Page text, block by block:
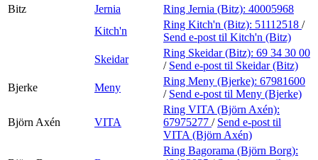
Bitz
Jernia Ring Jernia (Bitz): 40005968
Kitch'n
Ring Kitch'n (Bitz): 51112518 /
Send e-post til Kitch'n (Bitz)
Skeidar
Ring Skeidar (Bitz): 69 34 30 00
/ Send e-post til Skeidar (Bitz)
Bjerke
Meny
Ring Meny (Bjerke): 67981600
/ Send e-post til Meny (Bjerke)
Björn Axén VITA
Ring VITA (Björn Axén):
67975277 / Send e-post til
VITA (Björn Axén)
Ring Bagorama (Björn Borg):